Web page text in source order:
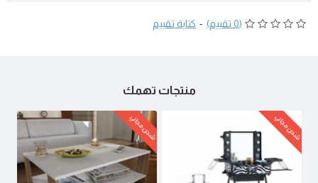
(0 تقييم) - كتابة تقييم
منتجات تهمك
شحن مجاني شحن مجاني